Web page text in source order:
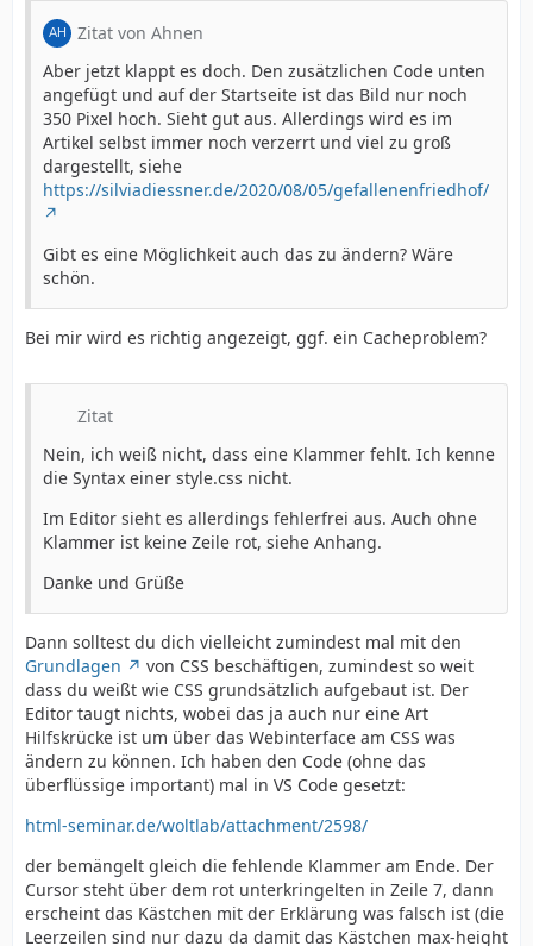
Zitat von Ahnen
Aber jetzt klappt es doch. Den zusätzlichen Code unten
angefügt und auf der Startseite ist das Bild nur noch
350 Pixel hoch. Sieht gut aus. Allerdings wird es im
Artikel selbst immer noch verzerrt und viel zu groß
dargestellt, siehe
https://silviadiessner.de/2020/08/05/gefallenenfriedhof/
Gibt es eine Möglichkeit auch das zu ändern? Wäre
schön.
Bei mir wird es richtig angezeigt, ggf. ein Cacheproblem?
Zitat
Nein, ich weiß nicht, dass eine Klammer fehlt. Ich kenne
die Syntax einer style.css nicht.
Im Editor sieht es allerdings fehlerfrei aus. Auch ohne
Klammer ist keine Zeile rot, siehe Anhang.
Danke und Grüße
Dann solltest du dich vielleicht zumindest mal mit den
Grundlagen
von CSS beschäftigen, zumindest so weit
dass du weißt wie CSS grundsätzlich aufgebaut ist. Der
Editor taugt nichts, wobei das ja auch nur eine Art
Hilfskrücke ist um über das Webinterface am CSS was
ändern zu können. Ich haben den Code (ohne das
überflüssige important) mal in VS Code gesetzt:
html-seminar.de/woltlab/attachment/2598/
der bemängelt gleich die fehlende Klammer am Ende. Der
Cursor steht über dem rot unterkringelten in Zeile 7, dann
erscheint das Kästchen mit der Erklärung was falsch ist (die
Leerzeilen sind nur dazu da damit das Kästchen max-height